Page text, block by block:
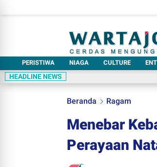
PERISTIWA NIAGA CULTURE
HEADLINE NEWS
Beranda Ragam
Menebar
Perayaan